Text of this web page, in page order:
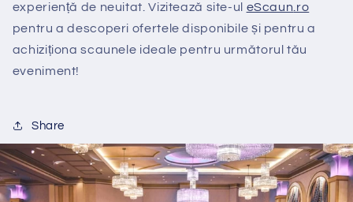
experiență de neuitat. Vizitează site-ul eScaun.ro
pentru a descoperi ofertele disponibile și pentru a
achiziționa scaunele ideale pentru următorul tău
eveniment!
Share